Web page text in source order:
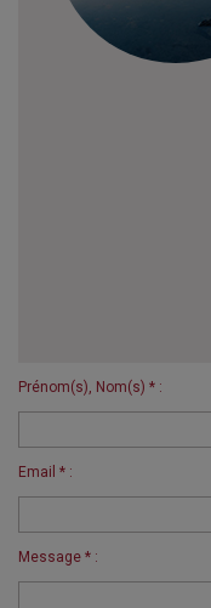
Prénom(s), Nom(s) * :
Email * :
Message * :